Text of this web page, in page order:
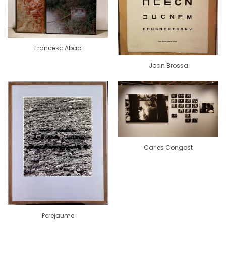
Francesc Abad
Joan Brossa
Perejaume
Carles Congost